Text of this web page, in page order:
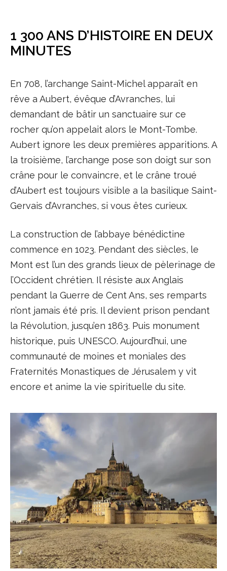
1 300 ANS D’HISTOIRE EN DEUX
MINUTES
En 708, l’archange Saint-Michel apparaît en
rêve a Aubert, évêque d’Avranches, lui
demandant de bâtir un sanctuaire sur ce
rocher qu’on appelait alors le Mont-Tombe.
Aubert ignore les deux premières apparitions. A
la troisième, l’archange pose son doigt sur son
crâne pour le convaincre, et le crâne troué
d’Aubert est toujours visible a la basilique Saint-
Gervais d’Avranches, si vous êtes curieux.
La construction de l’abbaye bénédictine
commence en 1023. Pendant des siècles, le
Mont est l’un des grands lieux de pèlerinage de
l’Occident chrétien. Il résiste aux Anglais
pendant la Guerre de Cent Ans, ses remparts
n’ont jamais été pris. Il devient prison pendant
la Révolution, jusqu’en 1863. Puis monument
historique, puis UNESCO. Aujourd’hui, une
communauté de moines et moniales des
Fraternités Monastiques de Jérusalem y vit
encore et anime la vie spirituelle du site.